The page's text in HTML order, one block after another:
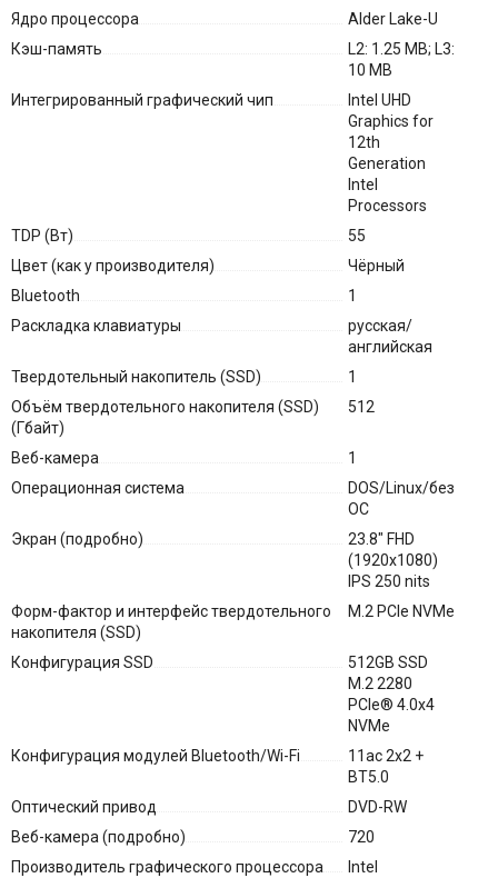
Ядро процессора
Alder Lake-U
Кэш-память
L2: 1.25 MB; L3:
10 MB
Интегрированный графический чип
Intel UHD
Graphics for
12th
Generation
Intel
Processors
TDP (Вт)
55
Цвет (как у производителя)
Чёрный
Bluetooth
1
Раскладка клавиатуры
русская/
английская
Твердотельный накопитель (SSD)
1
Объём твердотельного накопителя (SSD)
(Гбайт)
512
Веб-камера
1
Операционная система
DOS/Linux/без
ОС
Экран (подробно)
23.8" FHD
(1920x1080)
IPS 250 nits
Форм-фактор и интерфейс твердотельного
накопителя (SSD)
M.2 PCIe NVMe
Конфигурация SSD
512GB SSD
M.2 2280
PCIe® 4.0x4
NVMe
Конфигурация модулей Bluetooth/Wi-Fi
11ac 2x2 +
BT5.0
Оптический привод
DVD-RW
Веб-камера (подробно)
720
Производитель графического процессора
Intel